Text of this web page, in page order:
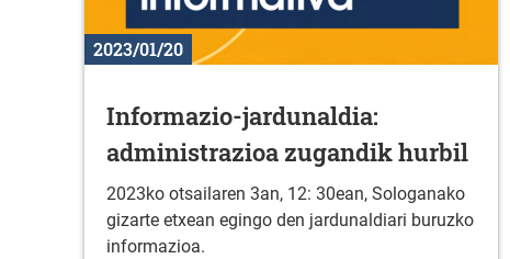
2023/01/20
Informazio-jardunaldia:
administrazioa zugandik hurbil
2023ko otsailaren 3an, 12: 30ean, Sologanako
gizarte etxean egingo den jardunaldiari buruzko
informazioa.